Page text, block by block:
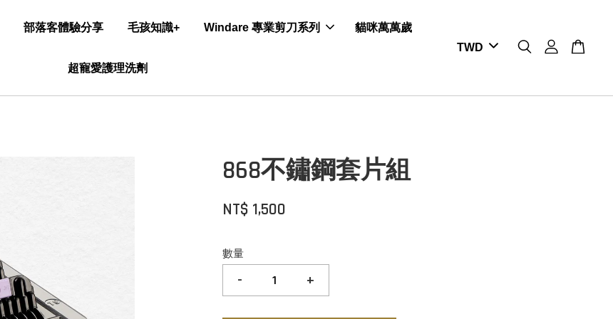
部落客體驗分享 毛孩知識+ Windare 專業剪刀系列 貓咪萬萬歲
超寵愛護理洗劑
868不鏽鋼套片組
NT$ 1,500
數量
- +